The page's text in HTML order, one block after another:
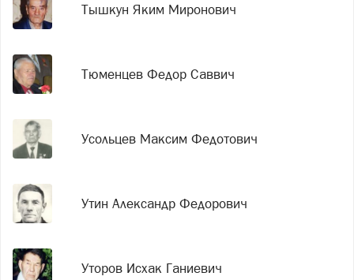
Тышкун Яким Миронович
Тюменцев Федор Саввич
Усольцев Максим Федотович
Утин Александр Федорович
Уторов Исхак Ганиевич